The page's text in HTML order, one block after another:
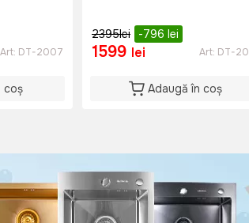
Art: DT-2007
coș
2395lei -796 lei
1599 lei Art: DT-
Adaugă în coș